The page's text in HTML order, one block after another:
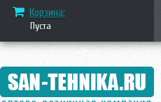
Корзина:
Пуста